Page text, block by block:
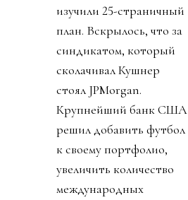
изучили 25-страничный
план. Вскрылось, что за
синдикатом, который
сколачивал Кушнер
стоял JPMorgan.
Крупнейший банк США
решил добавить футбол
к своему портфолио,
увеличить количество
международных